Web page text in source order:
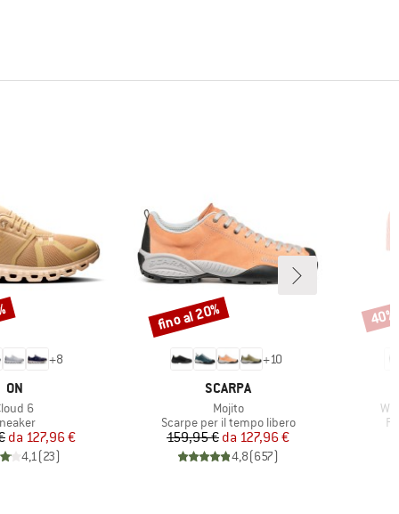
+8
MARCHIO
ON
6
di prodotti
Prezzo
Prezzo ridotto
da 127,96 €
4,1(23)
+10
MARCHIO
SCARPA
Articolo
Mojito
Gruppo di prodotti
Scarpe per il tempo libero
Prezzo
159,95 € Prezzo ridotto
da 127,96 €
4,8(657)
Sconto
fino al 20% 40%